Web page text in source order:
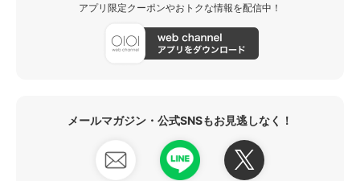
アプリ限定クーポンやおトクな情報を配信中！
メールマガジン・公式SNSもお見逃しなく！